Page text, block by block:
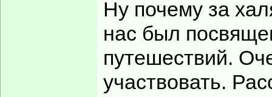
Ну почему за
нас был
путешествий.
участвовать.